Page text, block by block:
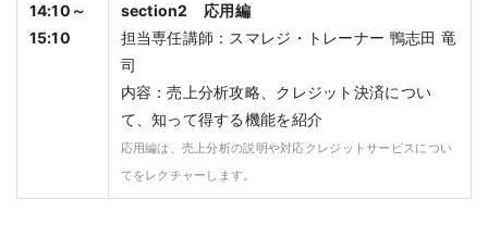
14:10～
15:10
section2 応用編
担当専任講師：スマレジ・トレーナー 鴨志田 竜
司
内容：売上分析攻略、クレジット決済につい
て、知って得する機能を紹介
応用編は、売上分析の説明や対応クレジットサービスについ
てをレクチャーします。